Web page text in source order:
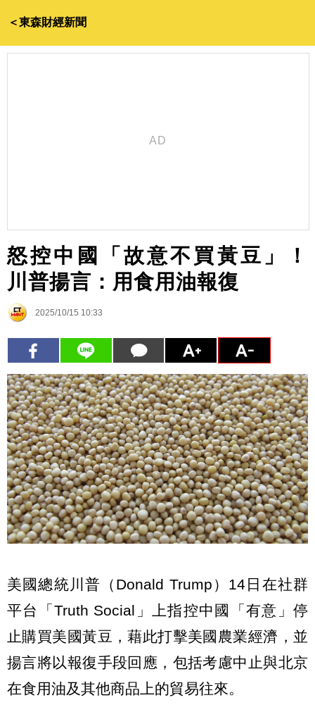
＜東森財經新聞
怒控中國「故意不買黃豆」！
川普揚言：用食用油報復
2025/10/15 10:33
美國總統川普（Donald Trump）14日在社群
平台「Truth Social」上指控中國「有意」停
止購買美國黃豆，藉此打擊美國農業經濟，並
揚言將以報復手段回應，包括考慮中止與北京
在食用油及其他商品上的貿易往來。